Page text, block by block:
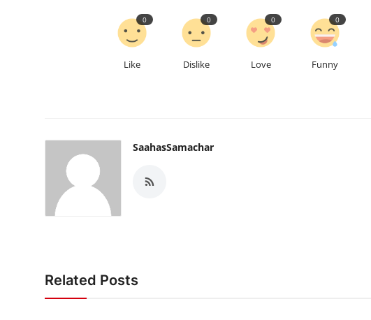
Like
0
Dislike
0
Love
0
Funny
0
SaahasSamachar
Related Posts